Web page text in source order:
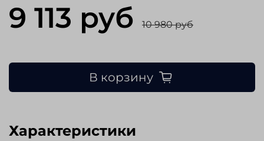
9 113 руб 10 980 руб
В корзину
Характеристики